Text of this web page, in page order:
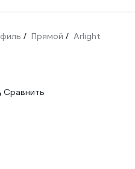
/ Прямой / Arlight
Сравнить